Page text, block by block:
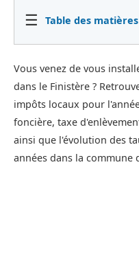
☰ Table des matières
Vous venez de vous
dans le Finistère ?
impôts locaux pour
foncière, taxe
ainsi que l'évolution des
années dans la commune